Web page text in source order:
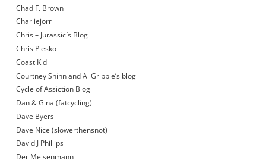
Chad F. Brown
Charliejorr
Chris – Jurassic´s Blog
Chris Plesko
Coast Kid
Courtney Shinn and Al Gribble’s blog
Cycle of Assiction Blog
Dan & Gina (fatcycling)
Dave Byers
Dave Nice (slowerthensnot)
David J Phillips
Der Meisenmann